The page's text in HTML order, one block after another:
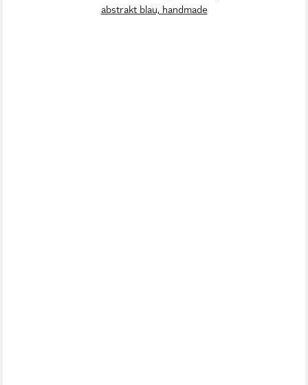
abstrakt blau, handmade